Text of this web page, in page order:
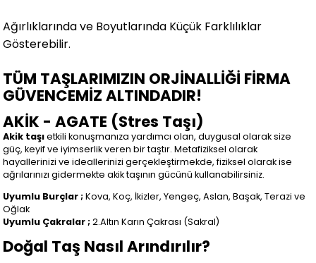
Ağırlıklarında ve Boyutlarında Küçük Farklılıklar
Gösterebilir.
TÜM TAŞLARIMIZIN ORJİNALLİĞİ FİRMA
GÜVENCEMİZ ALTINDADIR!
AKİK - AGATE (Stres Taşı)
Akik taşıetkili konuşmanıza yardımcı olan, duygusal olarak size
güç, keyif ve iyimserlik veren bir taştır. Metafiziksel olarak
hayallerinizi ve ideallerinizi gerçekleştirmekde, fiziksel olarak ise
ağrılarınızı gidermekte akik taşının gücünü kullanabilirsiniz.
Uyumlu Burçlar ;Kova, Koç, İkizler, Yengeç, Aslan, Başak, Terazi ve
Oğlak
Uyumlu Çakralar ;2.Altın Karın Çakrası (Sakral)
Doğal Taş Nasıl Arındırılır?